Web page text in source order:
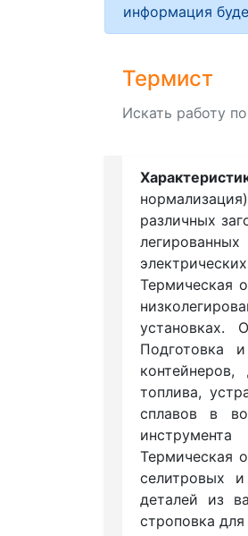
информация
Термист
Искать работу
различных
Термическая
установках.
Подготовка
топлива,
сплавов в
Термическая
селитровых
деталей из
строповка